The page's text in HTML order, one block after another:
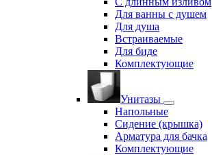
Для ванны с душем
Для душа
Встраиваемые
Для биде
Комплектующие
Унитазы
Напольные
Сидение (крышка)
Арматура для бачка
Комплектующие